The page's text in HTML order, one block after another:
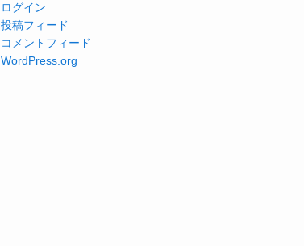
ログイン
投稿フィード
コメントフィード
WordPress.org